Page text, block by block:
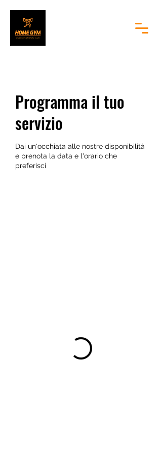
Programma il tuo
servizio
Dai un'occhiata alle nostre disponibilità
e prenota la data e l'orario che
preferisci